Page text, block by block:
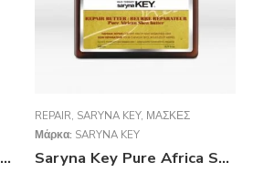
L’Oreal Professionnel Serie Expert Vitamino Color Masque 500ml
REPAIR, SARYNA KEY, ΜΆΣΚΕΣ
Μάρκα: SARYNA KEY
Saryna Key Pure Africa Shea Damage Repair Butter 500ml